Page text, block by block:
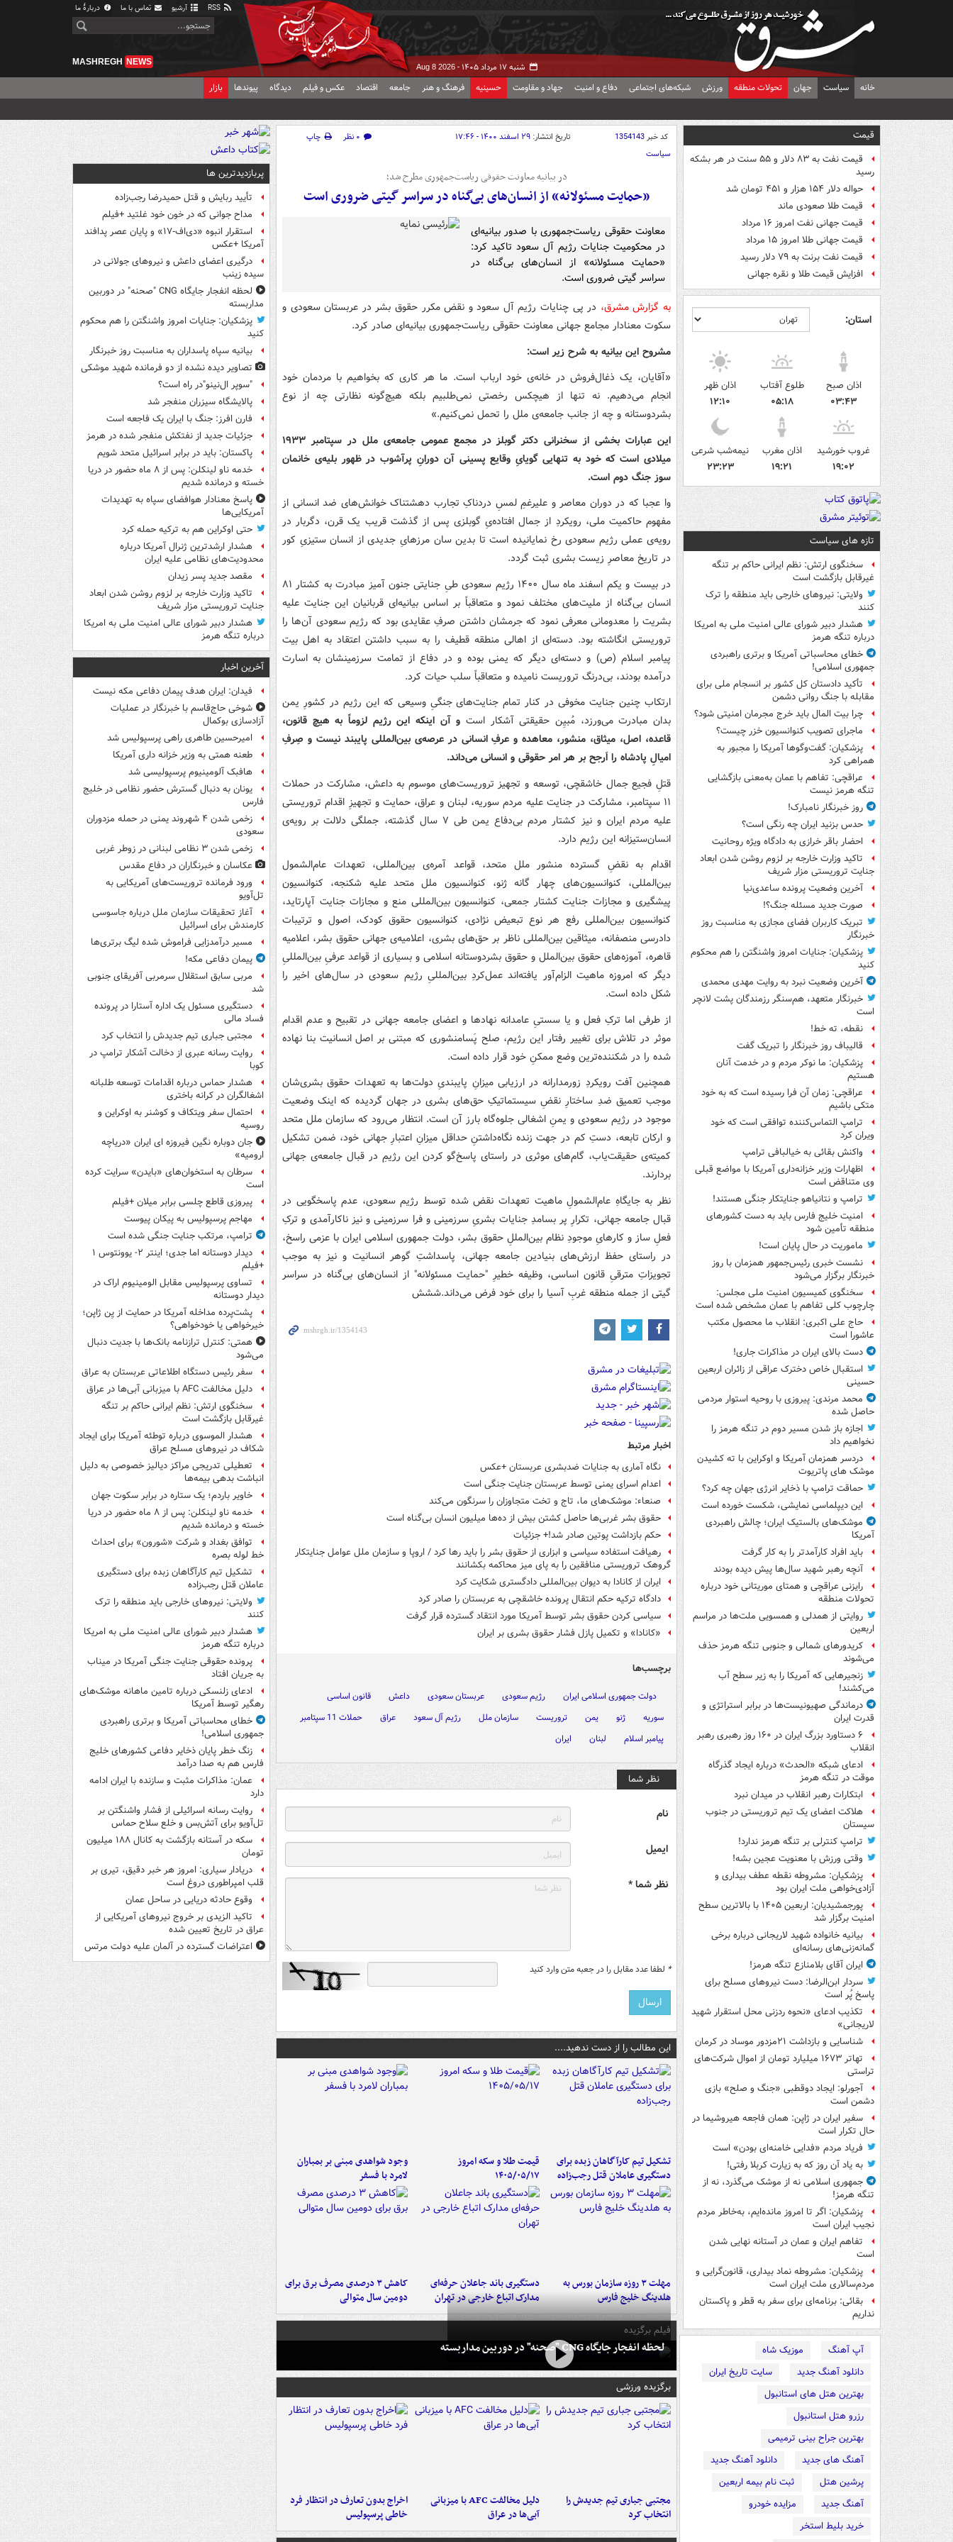
آرشیو تماس با ما دربارهٔ ما
شنبه ۱۷ مرداد ۱۴۰۵ - Aug 8 2026
MASHREGH NEWS
خانه سیاست جهان تحولات منطقه ورزش شبکه‌های اجتماعی دفاع و امنیت جهاد و مقاومت حسینیه فرهنگ و هنر جامعه اقتصاد عکس و فیلم دیدگاه پیوندها بازار
قیمت
قیمت نفت به ۸۳ دلار و ۵۵ سنت در هر بشکه
رسید
حواله دلار ۱۵۴ هزار و ۴۵۱ تومان شد
قیمت طلا صعودی ماند
قیمت جهانی نفت امروز ۱۶ مرداد
قیمت جهانی طلا امروز ۱۵ مرداد
قیمت نفت برنت به ۷۹ دلار رسید
افزایش قیمت طلا و نقره جهانی
استان:
اذان صبح
۰۳:۴۳
طلوع آفتاب
۰۵:۱۸
اذان ظهر
۱۲:۱۰
غروب خورشید
۱۹:۰۲
اذان مغرب
۱۹:۲۱
نیمه‌شب شرعی
۲۳:۲۳
تازه های سیاست
سخنگوی ارتش: نظم ایرانی حاکم بر تنگه
غیرقابل بازگشت است
ولایتی: نیروهای خارجی باید منطقه را ترک
کنند
هشدار دبیر شورای عالی امنیت ملی به امریکا
درباره تنگه هرمز
خطای محاسباتی آمریکا و برتری راهبردی
جمهوری اسلامی!
تأکید دادستان کل کشور بر انسجام ملی برای
مقابله با جنگ روانی دشمن
چرا بیت المال باید خرج مجرمان امنیتی شود؟
ماجرای تصویب کنوانسیون خزر چیست؟
پزشکیان: گفت‌وگوها آمریکا را مجبور به
همراهی کرد
عراقچی: تفاهم با عمان به‌معنی بازگشایی
تنگه هرمز نیست
روز خبرنگار نامبارک!
حدس بزنید ایران چه رنگی است؟
احضار باقر خرازی به دادگاه ویژه روحانیت
تاکید وزارت خارجه بر لزوم روشن شدن ابعاد
جنایت تروریستی مزار شریف
آخرین وضعیت پرونده ساعدی‌نیا
صورت جدید مسئله جنگ؟!
تبریک کاربران فضای مجازی به مناسبت روز
خبرنگار
پزشکیان: جنایات امروز واشنگتن را هم محکوم
کنید
آخرین وضعیت نبرد به روایت مهدی محمدی
خبرنگار متعهد، هم‌سنگر رزمندگان پشت لانچر
است
نقطه، ته خط!
قالیباف روز خبرنگار را تبریک گفت
پزشکیان: ما نوکر مردم و در خدمت آنان
هستیم
عراقچی: زمان آن فرا رسیده است که به خود
متکی باشیم
ترامپ التماس‌کننده توافقی است که خود
ویران کرد
واکنش بقائی به خیالبافی ترامپ
اظهارات وزیر خزانه‌داری آمریکا با مواضع قبلی
وی متناقض است
ترامپ و نتانیاهو جنایتکار جنگی هستند!
امنیت خلیج فارس باید به دست کشورهای
منطقه تأمین شود
ماموریت در حال پایان است!
نشست خبری رئیس‌جمهور همزمان با روز
خبرنگار برگزار می‌شود
سخنگوی کمیسیون امنیت ملی مجلس:
چارچوب کلی تفاهم با عمان مشخص شده است
حاج علی اکبری: انقلاب ما محصول مکتب
عاشورا است
دست بالای ایران در مذاکرات جاری!
استقبال خاص دخترک عراقی از زائران اربعین
حسینی
محمد مرندی: پیروزی با روحیه استوار مردمی
حاصل شده
اجازه باز شدن مسیر دوم در تنگه هرمز را
نخواهیم داد
دردسر همزمان آمریکا و اوکراین با ته کشیدن
موشک های پاتریوت
حماقت ترامپ با ذخایر انرژی جهان چه کرد؟
این دیپلماسی نمایشی، شکست خورده است
موشک‌های بالستیک ایران؛ چالش راهبردی
آمریکا
باید افراد کارآمدتر را به کار گرفت
آنچه رهبر شهید سال‌ها پیش دیده بودند
رایزنی عراقچی و همتای موریتانی خود درباره
تحولات منطقه
روایتی از همدلی و همسویی ملت‌ها در مراسم
اربعین
کریدورهای شمالی و جنوبی تنگه هرمز حذف
می‌شوند
زنجیرهایی که آمریکا را به زیر سطح آب
می‌کشند!
درماندگی صهیونیست‌ها در برابر استراتژی و
قدرت ایران
۶ دستاورد بزرگ ایران در ۱۶۰ روز رهبری رهبر
انقلاب
ادعای شبکه «الحدث» درباره ایجاد گذرگاه
موقت در تنگه هرمز
ابتکارات رهبر انقلاب در میدان نبرد
هلاکت اعضای یک تیم تروریستی در جنوب
سیستان
ترامپ کنترلی بر تنگه هرمز ندارد!
وقتی ورزش با معنویت عجین بشه!
پزشکیان: مشروطه نقطه عطف بیداری و
آزادی‌خواهی ملت ایران بود
پورجمشیدیان: اربعین ۱۴۰۵ با بالاترین سطح
امنیت برگزار شد
بیانیه خانواده شهید لاریجانی درباره برخی
گمانه‌زنی‌های رسانه‌ای
ایران آقای بلامنازع تنگه هرمز!
سردار ابن‌الرضا: دست نیروهای مسلح برای
پاسخ پُر است
تکذیب ادعای «نحوه ردزنی محل استقرار شهید
لاریجانی»
شناسایی و بازداشت ۲۱مزدور موساد در کرمان
تهاتر ۱۶۷۳ میلیارد تومان از اموال شرکت‌های
تراستی
آجورلو: ایجاد دوقطبی «جنگ و صلح‌» بازی
دشمن است
سفیر ایران در ژاپن: همان فاجعه هیروشیما در
حال تکرار است
فریاد مردم «فدایی خامنه‌ای بودن» است
به یاد آن روز که به زیارت کربلا رفتی!
جمهوری اسلامی نه از موشک می‌گذرد، نه از
تنگه هرمز!
پزشکیان: اگر تا امروز مانده‌ایم، به‌خاطر مردم
نجیب ایران است
تفاهم ایران و عمان در آستانه نهایی شدن
است
پزشکیان: مشروطه نماد بیداری، قانون‌گرایی و
مردم‌سالاری ملت ایران است
بقائی: برنامه‌ای برای سفر به قطر و پاکستان
نداریم
آپ آهنگ
موزیک شاه
دانلود آهنگ جدید
سایت تاریخ ایران
بهترین هتل های استانبول
رزرو هتل استانبول
بهترین جراح بینی ترمیمی
آهنگ های جدید
دانلود آهنگ جدید
پرشین هتل
ثبت نام بیمه اربعین
آهنگ جدید
مزایده خودرو
خرید بلیط استخر
کد خبر1354143 تاریخ انتشار: ۲۹ اسفند ۱۴۰۰ - ۱۷:۴۶ ۰ نظر
چاپ
سیاست
در بیانیه معاونت حقوقی ریاست‌جمهوری مطرح شد؛
«حمایت مسئولانه» از انسان‌های بی‌گناه در سراسر گیتی ضروری است
معاونت حقوقی ریاست‌جمهوری با صدور بیانیه‌ای
در محکومیت جنایات رژیم آل سعود تاکید کرد:
«حمایت مسئولانه» از انسان‌های بی‌گناه در
سراسر گیتی ضروری است.
به گزارش مشرق، در پی چنایات رژیم آل سعود و نقض مکرر حقوق بشر در عربستان سعودی و
سکوت معنادار مجامع جهانی معاونت حقوقی ریاست‌جمهوری بیانیه‌ای صادر کرد.
مشروح این بیانیه به شرح زیر است:
«آقایان، یک ذغال‌فروش در خانه‌ی خود ارباب است. ما هر کاری که بخواهیم با مردمان خود
انجام می‌دهیم. نه تنها از هیچکس رخصتی نمی‌طلبیم بلکه هیچ‌گونه نظارتی چه از نوع
بشردوستانه و چه از جانب جامعه‌ی ملل را تحمل نمی‌کنیم.»
این عبارات بخشی از سخنرانی دکتر گوبلز در مجمع عمومی جامعه‌ی ملل در سپتامبر ۱۹۳۳
میلادی است که خود به تنهایی گویایِ وقایع پسینی آن دورانِ پرآشوب در ظهور بلیه‌ی خانمان
سوز جنگ دوم است.
وا عجبا که در دوران معاصر و علیرغمِ لمسِ دردناکِ تجارب دهشتناک خوانش‌های ضد انسانی از
مفهوم حاکمیت ملی، رویکردِ از جمال افتاده‌یِ گوبلزی پس از گذشت قریب یک قرن، دگربار در
رویه‌ی عملی رژیم سعودی رخ نمایانیده است تا بدین سان مرزهایِ جدیدی از انسان ستیزیِ کور
در تاریخ معاصرِ زیست بشری ثبت گردد.
در بیست و یکم اسفند ماه سال ۱۴۰۰ رژیم سعودی طیِ جنایتی جنون آمیز مبادرت به کشتار ۸۱
انسان بی‌گناه از ملیت‌های مختلف نمود و متعاقباً بر اساس بیانیه‌ای قربانیان این جنایت علیه
بشریت را معدومانی معرفی نمود که جرمشان داشتن صرفِ عقایدی بود که رژیم سعودی آن‌ها را
تروریستی انگاشته بود. دسته‌ای از اهالی منطقه قطیف را به سبب داشتن اعتقاد به اهل بیت
پیامبر اسلام (ص) و دسته‌ای دیگر که یمنی بوده و در دفاع از تمامت سرزمینشان به اسارت
درآمده بودند، بی‌درنگ تروریست نامیده و متعاقباً سلب حیات کرد.
ارتکاب چنین جنایت مخوفی در کنار تمام جنایت‌های جنگیِ وسیعی که این رژیم در کشورِ یمن
بدان مبادرت می‌ورزد، مُبیِن حقیقتی آشکار است و آن اینکه این رژیم لزوماً به هیچ قانون،
قاعده، اصل، میثاق، منشور، معاهده و عرفِ انسانی در عرصه‌ی بین‌المللی پایبند نیست و صِرفِ
امیالِ پادشاه را اَرجح بر هر امر حقوقی و انسانی می‌داند.
قتلِ فجیع جمال خاشقچی، توسعه و تجهیز تروریست‌های موسوم به داعش، مشارکت در حملات
۱۱ سپتامبر، مشارکت در جنایت علیه مردم سوریه، لبنان و عراق، حمایت و تجهیزِ اقدام تروریستی
علیه مردم ایران و نیز کشتار مردم بی‌دفاع یمن طی ۷ سال گذشته، جملگی دلالت بر رویه‌ی
انسان‌ستیزانه این رژیم دارد.
اقدام به نقضِ گسترده منشور ملل متحد، قواعد آمره‌ی بین‌المللی، تعهدات عام‌الشمول
بین‌المللی، کنوانسیون‌های چهار گانه ژنو، کنوانسیون ملل متحد علیه شکنجه، کنوانسیون
پیشگیری و مجازات جنایت کشتار جمعی، کنوانسیون بین‌المللی منع و مجازات جنایت آپارتاید،
کنوانسیون بین‌المللی رفع هر نوع تبعیض نژادی، کنوانسیون حقوق کودک، اصول و ترتیبات
دادرسی منصفانه، میثاقین بین‌المللی ناظر بر حق‌های بشری، اعلامیه‌ی جهانی حقوق بشر، اعلامیه
قاهره، آموزه‌های حقوق بین‌الملل و حقوق بشردوستانه اسلامی و بسیاری از قواعد عرفیِ بین‌المللیِ
دیگر که امروزه ماهیت الزام‌آور یافته‌اند عمل‌کردِ بین‌المللیِ رژیم سعودی در سال‌های اخیر را
شکل داده است.
از طرفی اما ترکِ فعل و یا سستیِ عامدانه نهادها و اعضای جامعه جهانی در تقبیح و عدم اقدام
موثر در تلاش برای تغییر رفتار این رژیم، صلح پَسامنشوری که مبتنی بر اصل انسانیت بنا نهاده
شده را در شکننده‌ترین وضع ممکنِ خود قرار داده است.
همچنین آفت رویکردِ زورمدارانه در ارزیابی میزانِ پایبندیِ دولت‌ها به تعهدات حقوق بشری‌شان
موجب تعمیق ضدِ ساختارِ نقضِ سیستماتیکِ حق‌های بشری در جهان گردیده که اینک وضعیت
موجود در رژیم سعودی و یمنِ اشغالی جلوه‌گاه بارز آن است. انتظار می‌رود که سازمان ملل متحد
و ارکان تابعه، دستِ کم در جهت زنده نگاه‌داشتنِ حداقل میزانِ اعتبارِ جهانی خود، ضمن تشکیل
کمیته‌ی حقیقت‌یاب، گام‌های موثری در راستای پاسخ‌گو کردن این رژیمِ در قبال جامعه‌ی جهانی
بردارند.
نظر به جایگاهِ عام‌الشمولِ ماهیت تعهدات نقض شده توسط رژیم سعودی، عدم پاسخگویی در
قبال جامعه جهانی، تکرارِ پر بسامدِ جنایات بشریِ سرزمینی و فرا سرزمینی و نیز ناکارآمدی و ترکِ
فعلِ ساز و کارهایِ موجودِ نظام بین‌المللِ حقوق بشر، دولت جمهوری اسلامی ایران با عزمی راسخ،
در راستای حفظ ارزش‌های بنیادین جامعه جهانی، پاسداشتِ گوهر انسانیت و نیز به موجب
تجویزاتِ مترقیِ قانون اساسی، وظیفه خطیرِ "حمایت مسئولانه" از انسان‌های بی‌گناه در سراسر
گیتی از جمله منطقه غربِ آسیا را برای خود فرض می‌داند.ششش
اخبار مرتبط
نگاه آماری به جنایات ضدبشری عربستان +عکس
اعدام اسرای یمنی توسط عربستان جنایت جنگی است
صنعاء: موشک‌های ما، تاج و تخت متجاوزان را سرنگون می‌کند
حقوق بشر غربی‌ها حاصل کشتن بیش از ده‌ها میلیون انسان بی‌گناه است
حکم بازداشت پوتین صادر شد!+ جزئیات
رهیافت استفاده سیاسی و ابزاری از حقوق بشر را باید رها کرد / اروپا و سازمان ملل عوامل جنایتکار
گروهک تروریستی منافقین را به پای میز محاکمه بکشانند
ایران از کانادا به دیوان بین‌المللی دادگستری شکایت کرد
دادگاه ترکیه حکم انتقال پرونده خاشقچی به عربستان را صادر کرد
سیاسی کردن حقوق بشر توسط آمریکا مورد انتقاد گسترده قرار گرفت
«کانادا» و تکمیل پازل فشار حقوق بشری بر ایران
برچسب‌ها
دولت جمهوری اسلامی ایران رژیم سعودی عربستان سعودی داعش
قانون اساسی
سوریه
ژنو یمن تروریست سازمان ملل رژیم آل سعود عراق
حملات 11 سپتامبر
پیامبر اسلام
لبنان ایران
نظر شما
نام
ایمیل
نظر شما *
* لطفا عدد مقابل را در جعبه متن وارد کنید
این مطالب را از دست ندهید....
تشکیل تیم کارآگاهان زبده برای
دستگیری عاملان قتل رجب‌زاده
قیمت طلا و سکه امروز
۱۴۰۵/۰۵/۱۷
وجود شواهدی مبنی بر بمباران
لامرد با فسفر
مهلت ۳ روزه سازمان بورس به
هلدینگ خلیج فارس
دستگیری باند جاعلان حرفه‌ای
مدارک اتباع خارجی در تهران
کاهش ۳ درصدی مصرف برق برای
دومین سال متوالی
فیلم برگزیده
لحظه انفجار جایگاه CNG "صحنه" در دوربین مداربسته
برگزیده ورزشی
مجتبی جباری تیم جدیدش را
انتخاب کرد
دلیل مخالفت AFC با میزبانی
آبی‌ها در عراق
اخراج بدون تعارف در انتظار فرد
خاطی پرسپولیس
پربازدیدترین ها
تأیید ربایش و قتل حمیدرضا رجب‌زاده
مداح جوانی که در خون خود غلتید +فیلم
استقرار انبوه «دی‌اف‑۱۷» و پایان عصر پدافند
آمریکا +عکس
درگیری اعضای داعش و نیروهای جولانی در
سیده زینب
لحظه انفجار جایگاه CNG "صحنه" در دوربین
مداربسته
پزشکیان: جنایات امروز واشنگتن را هم محکوم
کنید
بیانیه سپاه پاسداران به مناسبت روز خبرنگار
تصاویر دیده‌ نشده از دو فرمانده شهید موشکی
"سوپر ال‌نینو"در راه است؟
پالایشگاه سیزران منفجر شد
فارن افرز: جنگ با ایران یک فاجعه است
جزئیات جدید از نفتکش منفجر شده در هرمز
پاکستان: باید در برابر اسرائیل متحد شویم
خدمه ناو لینکلن: پس از ۸ ماه حضور در دریا
خسته و درمانده‌ شدیم
پاسخ معنادار هوافضای سپاه به تهدیدات
آمریکایی‌ها
حتی اوکراین هم به ترکیه حمله کرد
هشدار ارشدترین ژنرال آمریکا درباره
محدودیت‌های نظامی علیه ایران
مقصد جدید پسر زیدان
تاکید وزارت خارجه بر لزوم روشن شدن ابعاد
جنایت تروریستی مزار شریف
هشدار دبیر شورای عالی امنیت ملی به امریکا
درباره تنگه هرمز
آخرین اخبار
فیدان: ایران هدف پیمان دفاعی مکه نیست
شوخی حاج‌قاسم با خبرنگار در عملیات
آزادسازی بوکمال
امیرحسین طاهری راهی پرسپولیس شد
طعنه همتی به وزیر خزانه داری آمریکا
هافبک آلومینیوم پرسپولیسی شد
یونان به دنبال گسترش حضور نظامی در خلیج
فارس
زخمی شدن ۴ شهروند یمنی در حمله مزدوران
سعودی
زخمی شدن ۳ نظامی لبنانی در زوطر غربی
عکاسان و خبرنگاران در دفاع مقدس
ورود فرمانده تروریست‌های آمریکایی به
تل‌آویو
آغاز تحقیقات سازمان ملل درباره جاسوسی
کارمندش برای اسرائیل
مسیر درآمدزایی فراموش شده لیگ برتری‌ها
پیمان دفاعی مکه!
مربی سابق استقلال سرمربی آفریقای جنوبی
شد
دستگیری مسئول یک اداره آستارا در پرونده
فساد مالی
مجتبی جباری تیم جدیدش را انتخاب کرد
روایت رسانه عبری از دخالت آشکار ترامپ در
کوبا
هشدار حماس درباره اقدامات توسعه طلبانه
اشغالگران در کرانه باختری
احتمال سفر ویتکاف و کوشنر به اوکراین و
روسیه
جان دوباره نگین فیروزه ای ایران «دریاچه
ارومیه»
سرطان به استخوان‌های «بایدن» سرایت کرده
است
پیروزی قاطع چلسی برابر میلان +فیلم
مهاجم پرسپولیس به پیکان پیوست
ترامپ، مرتکب جنایت جنگی شده است
دیدار دوستانه اما جدی؛ اینتر ۲- یوونتوس ۱
+فیلم
تساوی پرسپولیس مقابل الومینیوم اراک در
دیدار دوستانه
پشت‌پرده مداخله آمریکا در حمایت از یِن ژاپن؛
خیرخواهی یا خودخواهی؟
همتی: کنترل ترازنامه بانک‌ها با جدیت دنبال
می‌شود
سفر رئیس دستگاه اطلاعاتی عربستان به عراق
دلیل مخالفت AFC با میزبانی آبی‌ها در عراق
سخنگوی ارتش: نظم ایرانی حاکم بر تنگه
غیرقابل بازگشت است
هشدار الموسوی درباره توطئه آمریکا برای ایجاد
شکاف در نیروهای مسلح عراق
تعطیلی تدریجی مراکز دیالیز خصوصی به دلیل
انباشت بدهی بیمه‌ها
خاویر باردم؛ یک ستاره در برابر سکوت جهان
خدمه ناو لینکلن: پس از ۸ ماه حضور در دریا
خسته و درمانده‌ شدیم
توافق بغداد و شرکت «شورون» برای احداث
خط لوله بصره
تشکیل تیم کارآگاهان زبده برای دستگیری
عاملان قتل رجب‌زاده
ولایتی: نیروهای خارجی باید منطقه را ترک
کنند
هشدار دبیر شورای عالی امنیت ملی به امریکا
درباره تنگه هرمز
پرونده حقوقی جنایت جنگی آمریکا در میناب
به جریان افتاد
ادعای زلنسکی درباره تامین ماهانه موشک‌های
رهگیر توسط آمریکا
خطای محاسباتی آمریکا و برتری راهبردی
جمهوری اسلامی!
زنگ خطر پایان ذخایر دفاعی کشورهای خلیج
فارس هم به صدا درآمد
عمان: مذاکرات مثبت و سازنده با ایران ادامه
دارد
روایت رسانه اسرائیلی از فشار واشنگتن بر
تل‌آویو برای آتش‌بس و خلع سلاح حماس
سکه در آستانه بازگشت به کانال ۱۸۸ میلیون
تومان
دریادار سیاری: امروز هر خبر دقیق، تیری بر
قلب امپراطوری دروغ است
وقوع حادثه دریایی در ساحل عمان
تاکید الزیدی بر خروج نیروهای آمریکایی از
عراق در تاریخ تعیین شده
اعتراضات گسترده در آلمان علیه دولت مرتس